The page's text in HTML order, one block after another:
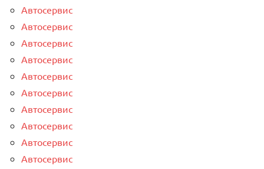
Автосервис
Автосервис
Автосервис
Автосервис
Автосервис
Автосервис
Автосервис
Автосервис
Автосервис
Автосервис